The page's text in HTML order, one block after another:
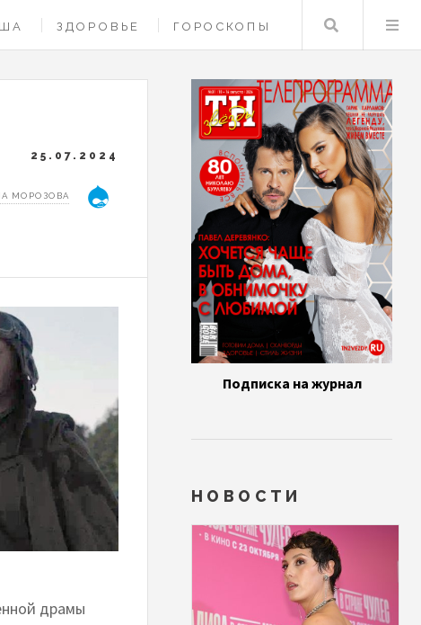
ЗДОРОВЬЕ ГОРОСКОПЫ Поиск
25.07.2024
МОРОЗОВА
драмы
Подписка на журнал
НОВОСТИ